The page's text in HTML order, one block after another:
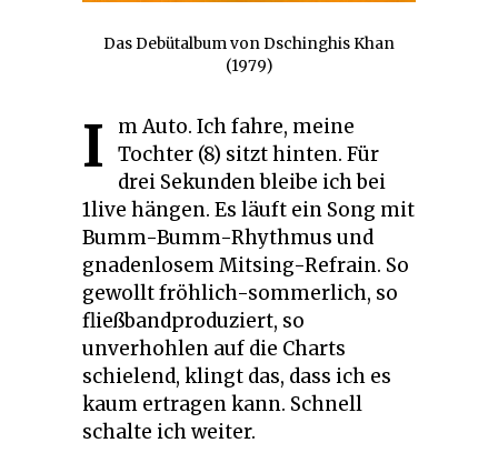
Das Debütalbum von Dschinghis Khan
(1979)
I
m Auto. Ich fahre, meine
Tochter (8) sitzt hinten. Für
drei Sekunden bleibe ich bei
1live hängen. Es läuft ein Song mit
Bumm-Bumm-Rhythmus und
gnadenlosem Mitsing-Refrain. So
gewollt fröhlich-sommerlich, so
fließbandproduziert, so
unverhohlen auf die Charts
schielend, klingt das, dass ich es
kaum ertragen kann. Schnell
schalte ich weiter.